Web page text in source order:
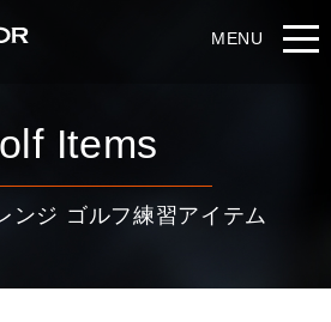
Items
ンジ ゴルフ練習アイテム